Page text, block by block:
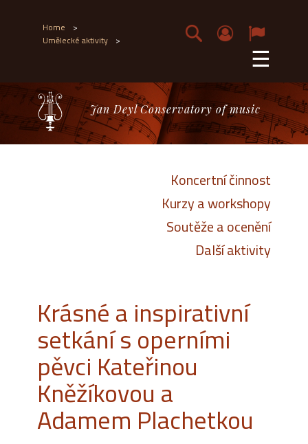
Home >
Umělecké aktivity > ☰
Jan Deyl Conservatory of music
Koncertní činnost
Kurzy a workshopy
Soutěže a ocenění
Další aktivity
Krásné a inspirativní
setkání s operními
pěvci Kateřinou
Kněžíkovou a
Adamem Plachetkou